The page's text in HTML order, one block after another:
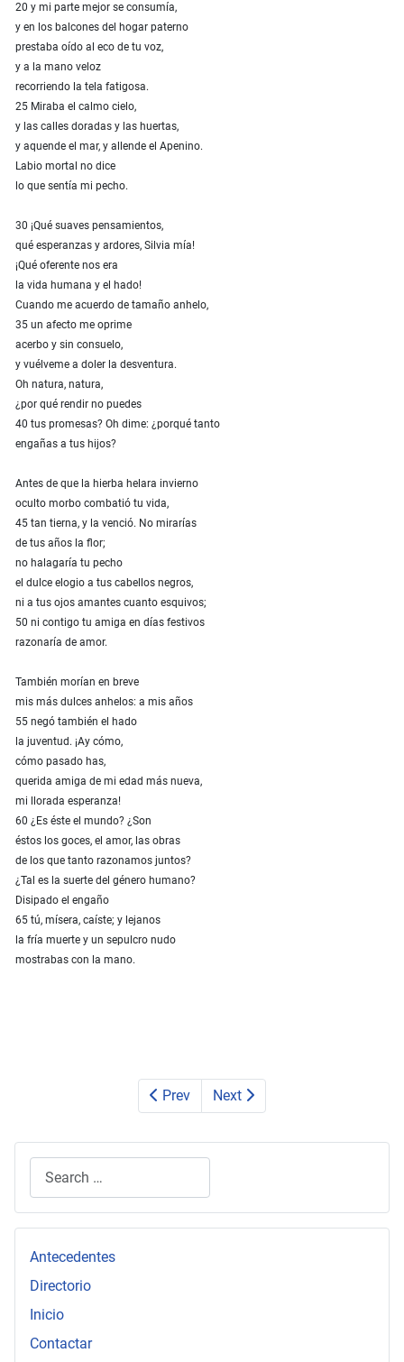
20 y mi parte mejor se consumía,
y en los balcones del hogar paterno
prestaba oído al eco de tu voz,
y a la mano veloz
recorriendo la tela fatigosa.
25 Miraba el calmo cielo,
y las calles doradas y las huertas,
y aquende el mar, y allende el Apenino.
Labio mortal no dice
lo que sentía mi pecho.
30 ¡Qué suaves pensamientos,
qué esperanzas y ardores, Silvia mía!
¡Qué oferente nos era
la vida humana y el hado!
Cuando me acuerdo de tamaño anhelo,
35 un afecto me oprime
acerbo y sin consuelo,
y vuélveme a doler la desventura.
Oh natura, natura,
¿por qué rendir no puedes
40 tus promesas? Oh dime: ¿porqué tanto
engañas a tus hijos?
Antes de que la hierba helara invierno
oculto morbo combatió tu vida,
45 tan tierna, y la venció. No mirarías
de tus años la flor;
no halagaría tu pecho
el dulce elogio a tus cabellos negros,
ni a tus ojos amantes cuanto esquivos;
50 ni contigo tu amiga en días festivos
razonaría de amor.
También morían en breve
mis más dulces anhelos: a mis años
55 negó también el hado
la juventud. ¡Ay cómo,
cómo pasado has,
querida amiga de mi edad más nueva,
mi llorada esperanza!
60 ¿Es éste el mundo? ¿Son
éstos los goces, el amor, las obras
de los que tanto razonamos juntos?
¿Tal es la suerte del género humano?
Disipado el engaño
65 tú, mísera, caíste; y lejanos
la fría muerte y un sepulcro nudo
mostrabas con la mano.
Prev Next
Antecedentes
Directorio
Inicio
Contactar